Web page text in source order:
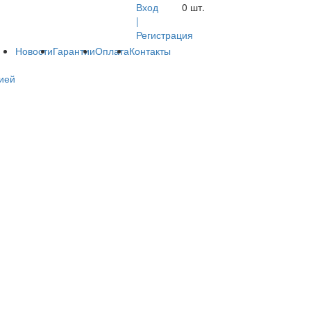
Вход
|
Регистрация
0 шт.
НовостиГарантииОплатаКонтакты